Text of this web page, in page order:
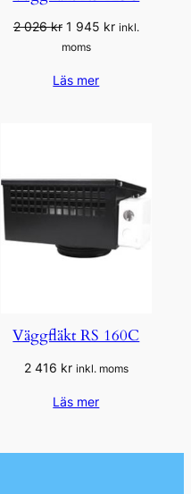
2 026kr Det
ursprungliga
var:
1 945 krDet
inkl.
moms
Läs mer
Väggfläkt RS 160C
2 416 kr inkl. moms
Läs mer